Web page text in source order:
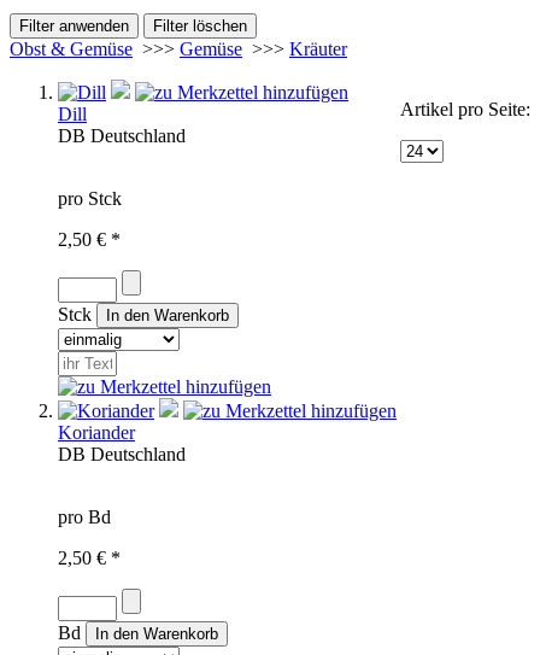
Obst & Gemüse >>> Gemüse >>> Kräuter
Artikel pro Seite:
Dill
DB Deutschland
pro Stck
2,50 € *
Stck
Koriander
DB Deutschland
pro Bd
2,50 € *
Bd